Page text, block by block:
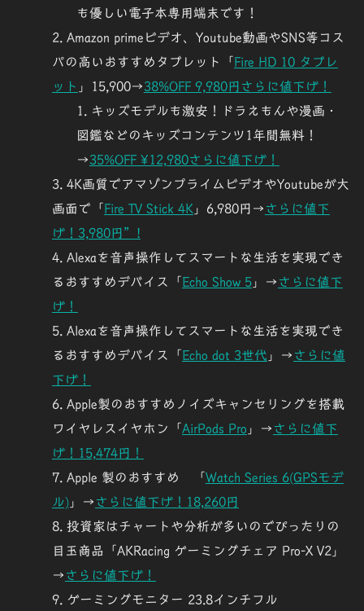
も優しい電子本専用端末です！
Amazon primeビデオ、Youtube動画やSNS等コス
パの高いおすすめタブレット「Fire HD 10 タブレ
ット 」15,900→38%OFF 9,980円さらに値下げ！
キッズモデルも激安！ドラえもんや漫画・
図鑑などのキッズコンテンツ1年間無料！
→35%OFF ¥12,980さらに値下げ！
4K画質でアマゾンプライムビデオやYoutubeが大
画面で「Fire TV Stick 4K 」6,980円→ さらに値下
げ！3,980円”!
Alexaを音声操作してスマートな生活を実現でき
るおすすめデバイス「Echo Show 5」→ さらに値下
げ！
Alexaを音声操作してスマートな生活を実現でき
るおすすめデバイス「Echo dot 3世代 」→ さらに値
下げ！
Apple製のおすすめノイズキャンセリングを搭載
ワイヤレスイヤホン「AirPods Pro 」→ さらに値下
げ！15,474円！
Apple 製のおすすめ 「Watch Series 6(GPSモデ
ル)」→ さらに値下げ！18,260円
投資家はチャートや分析が多いのでぴったりの
目玉商品「AKRacing ゲーミングチェア Pro-X V2」
→ さらに値下 げ！
ゲーミングモニター 23.8インチフル